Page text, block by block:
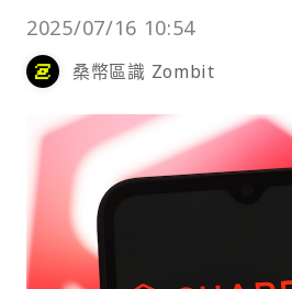
2025/07/16 10:54
桑幣區識 Zombit